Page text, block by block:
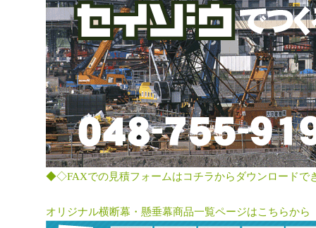
◆◇FAXでの見積フォームはコチラからダウンロード
オリジナル横断幕・懸垂幕商品一覧ページはこちらから